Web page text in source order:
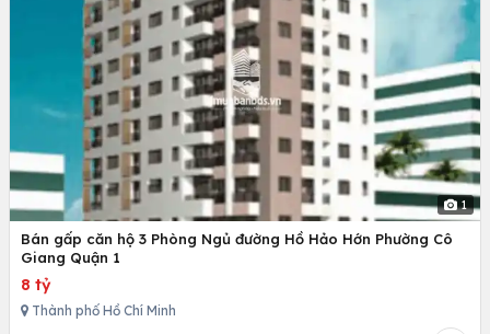
1
Bán gấp căn hộ 3 Phòng Ngủ đường Hồ Hảo Hớn Phường Cô
Giang Quận 1
8 tỷ
Thành phố Hồ Chí Minh